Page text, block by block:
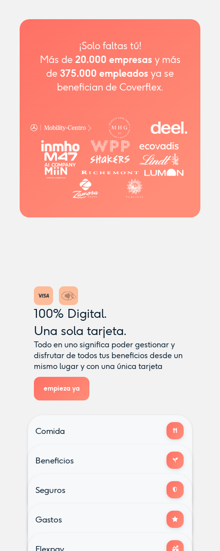
¡Solo faltas tú!
Más de 20.000 empresas y más
de 375.000 empleados ya se
benefician de Coverflex.
100% Digital.
Una sola tarjeta.
Todo en uno significa poder gestionar y
disfrutar de todos tus beneficios desde un
mismo lugar y con una única tarjeta
empieza ya
Comida
Tarjeta que funciona en todas partes
Utilízala en cualquier establecimiento y
Beneficios
Guardería Transporte público
Seguros
Gastos
Flexpay